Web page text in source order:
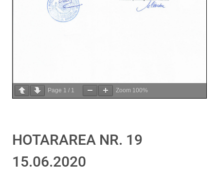
Page 1 / 1 Zoom 100%
HOTARAREA NR. 19
15.06.2020